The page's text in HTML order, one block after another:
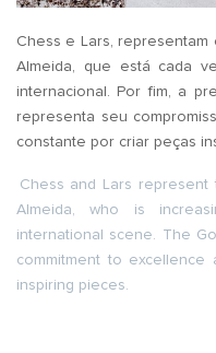
Chess e Lars,
Almeida, que está cada
internacional. Por fim, a
representa seu
constante por criar peças
Chess and Lars
Almeida, who is
international scene. The
commitment to
inspiring pieces.